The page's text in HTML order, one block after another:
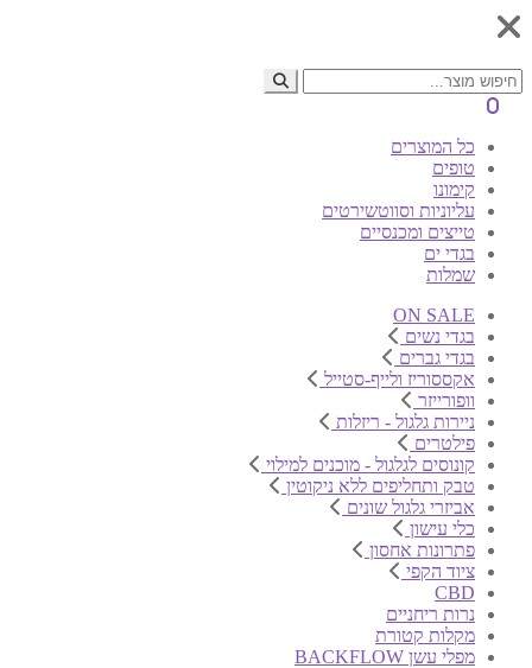
0
כל המוצרים
טופים
קימונו
עליוניות וסווטשירטים
טייצים ומכנסיים
בגדי ים
שמלות
ON SALE
בגדי נשים
בגדי גברים
אקססוריז ולייף-סטייל
וופורייזר
ניירות גלגול - ריזלות
פילטרים
קונוסים לגלגול - מוכנים למילוי
טבק ותחליפים ללא ניקוטין
אביזרי גלגול שונים
כלי עישון
פתרונות אחסון
ציוד הקפי
CBD
נרות ריחניים
מקלות קטורת
מפלי עשן BACKFLOW